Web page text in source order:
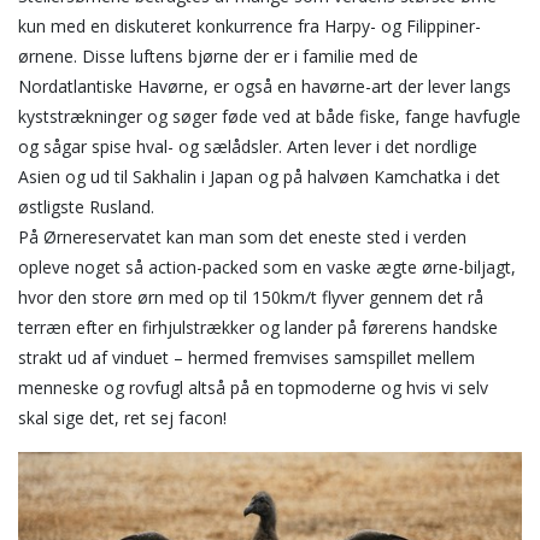
kun med en diskuteret konkurrence fra Harpy- og Filippiner-
ørnene. Disse luftens bjørne der er i familie med de
Nordatlantiske Havørne, er også en havørne-art der lever langs
kyststrækninger og søger føde ved at både fiske, fange havfugle
og sågar spise hval- og sælådsler. Arten lever i det nordlige
Asien og ud til Sakhalin i Japan og på halvøen Kamchatka i det
østligste Rusland.
På Ørnereservatet kan man som det eneste sted i verden
opleve noget så action-packed som en vaske ægte ørne-biljagt,
hvor den store ørn med op til 150km/t flyver gennem det rå
terræn efter en firhjulstrækker og lander på førerens handske
strakt ud af vinduet – hermed fremvises samspillet mellem
menneske og rovfugl altså på en topmoderne og hvis vi selv
skal sige det, ret sej facon!